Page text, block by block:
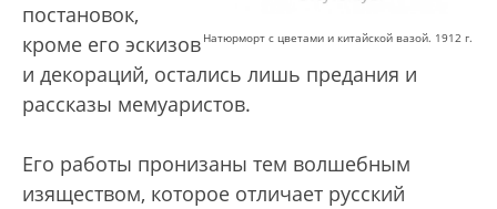
Натюрморт с цветами и китайской вазой. 1912 г.
постановок,
кроме его эскизов
и декораций, остались лишь предания и
рассказы мемуаристов.
Его работы пронизаны тем волшебным
изяществом, которое отличает русский